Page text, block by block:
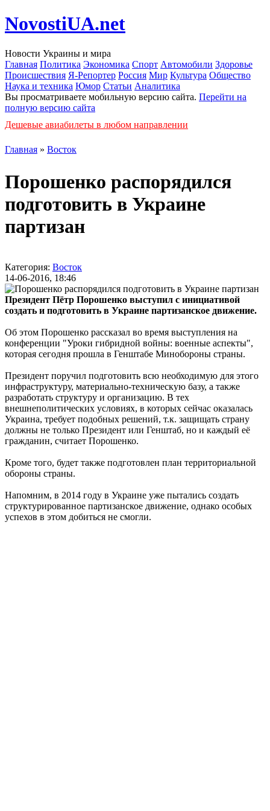
NovostiUA.net
Новости Украины и мира
Главная Политика Экономика Спорт Автомобили Здоровье
Происшествия Я-Репортер Россия Мир Культура Общество
Наука и техника Юмор Статьи Аналитика
Вы просматриваете мобильную версию сайта. Перейти на
полную версию сайта
Дешевые авиабилеты в любом направлении
Главная » Восток
Порошенко распорядился
подготовить в Украине
партизан
Категория: Восток
14-06-2016, 18:46
Президент Пётр Порошенко выступил с инициативой
создать и подготовить в Украине партизанское движение.
Об этом Порошенко рассказал во время выступления на
конференции "Уроки гибридной войны: военные аспекты",
которая сегодня прошла в Генштабе Минобороны страны.
Президент поручил подготовить всю необходимую для этого
инфраструктуру, материально-техническую базу, а также
разработать структуру и организацию. В тех
внешнеполитических условиях, в которых сейчас оказалась
Украина, требует подобных решений, т.к. защищать страну
должны не только Президент или Генштаб, но и каждый её
гражданин, считает Порошенко.
Кроме того, будет также подготовлен план территориальной
обороны страны.
Напомним, в 2014 году в Украине уже пытались создать
структурированное партизанское движение, однако особых
успехов в этом добиться не смогли.